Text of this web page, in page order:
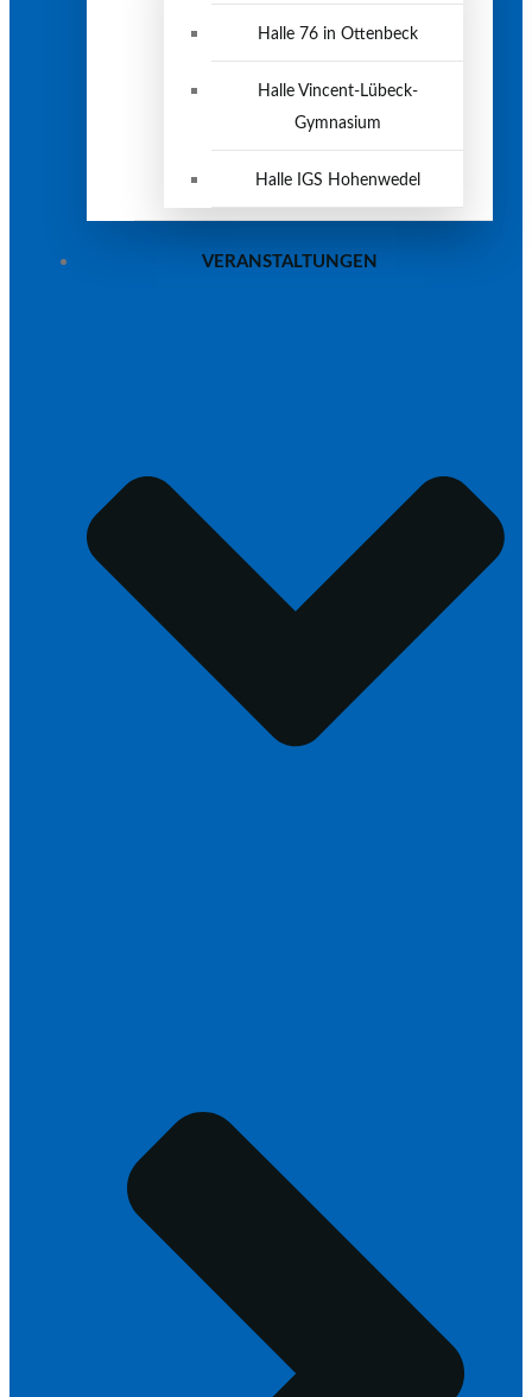
Halle 76 in Ottenbeck
Halle Vincent-Lübeck-
Gymnasium
Halle IGS Hohenwedel
VERANSTALTUNGEN